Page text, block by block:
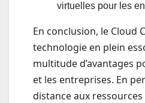
virtuelles pour les
En conclusion, le Cloud
technologie en plein
multitude d’avantages
et les entreprises. En
distance aux